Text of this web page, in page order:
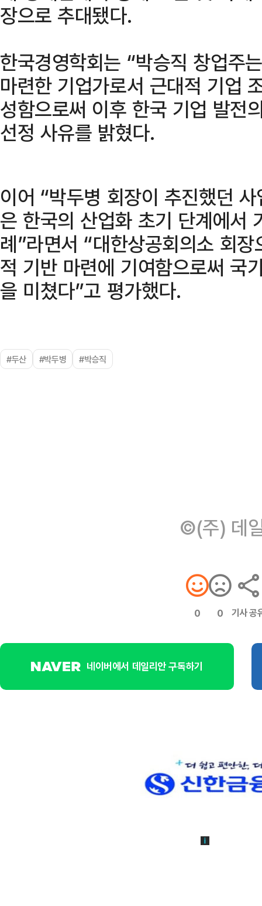
장으로 추대됐다.
한국경영학회는 “박승직 창업주
마련한 기업가로서 근대적 기업
성함으로써 이후 한국 기업 발전
선정 사유를 밝혔다.
이어 “박두병 회장이 추진했던
은 한국의 산업화 초기 단계에서
례”라면서 “대한상공회의소 회
적 기반 마련에 기여함으로써 국
을 미쳤다”고 평가했다.
#두산 #박두병 #박승직
©(주) 데
0 0 기사 공
네이버에서 데일리안 구독하기